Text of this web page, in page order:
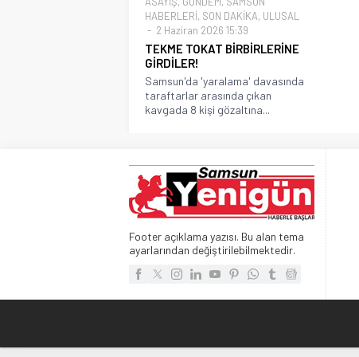
HABERLERİ, SON DAKİKA, ULUSAL
2 Haziran 2026 15:39
TEKME TOKAT BİRBİRLERİNE
GİRDİLER!
Samsun'da 'yaralama' davasında
taraftarlar arasında çıkan
kavgada 8 kişi gözaltına...
Footer açıklama yazısı. Bu alan tema
ayarlarından değiştirilebilmektedir.